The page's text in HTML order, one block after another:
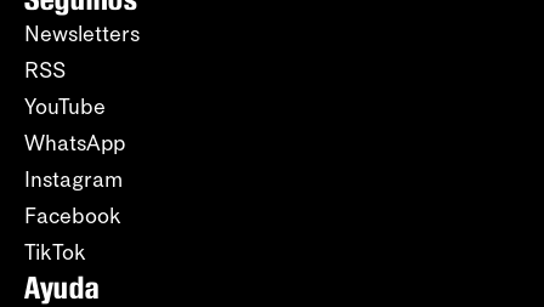
Newsletters
RSS
YouTube
WhatsApp
Instagram
Facebook
TikTok
Ayuda